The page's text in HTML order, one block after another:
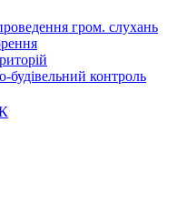
гром. слухань
будівельний контроль